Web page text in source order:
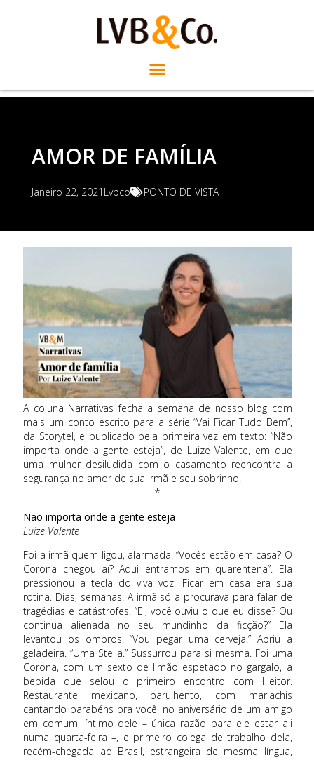
AMOR DE FAMÍLIA
Janeiro 22, 2021 Lvbco PONTO DE VISTA
A coluna Narrativas fecha a semana de nosso blog com
mais um conto escrito para a série “Vai Ficar Tudo Bem”,
da Storytel, e publicado pela primeira vez em texto: “Não
importa onde a gente esteja”, de Luize Valente, em que
uma mulher desiludida com o casamento reencontra a
segurança no amor de sua irmã e seu sobrinho.
*
Não importa onde a gente esteja
Luize Valente
Foi a irmã quem ligou, alarmada. “Vocês estão em casa? O Corona chegou aí? Aqui entramos em quarentena”. Ela pressionou a tecla do viva voz. Ficar em casa era sua rotina. Dias, semanas. A irmã só a procurava para falar de tragédias e catástrofes. “Ei, você ouviu o que eu disse? Ou continua alienada no seu mundinho da ficção?” Ela levantou os ombros. “Vou pegar uma cerveja.” Abriu a geladeira. “Uma Stella.” Sussurrou para si mesma. Foi uma Corona, com um sexto de limão espetado no gargalo, a bebida que selou o primeiro encontro com Heitor. Restaurante mexicano, barulhento, com mariachis cantando parabéns pra você, no aniversário de um amigo em comum, íntimo dele – única razão para ele estar ali numa quarta-feira –, e primeiro colega de trabalho dela, recém-chegada ao Brasil, estrangeira de mesma língua, ainda solitária na cidade – única razão para ela estar ali numa quarta-feira. Já se iam oito anos. A irmã seguiu com a ladainha de números e precauções de onde ela pescava uma e outra informação e soltava um “nossa”, vez por outra, para fingir alguma atenção. Corona. Lavar as mãos. Cuidado com a asma. Grupo de risco. Álcool gel. Itália. Cancela tudo. Febre. Prende a respiração por dez segundos. Tio Virgílio. Não põe o pé na rua. Só lhe vinha a imagem de Heitor. Filho de Príamo, o rei de Tróia. Comandante das tropas na guerra contra os gregos. Mais rei que o próprio pai. Heitor, o que guarda, o mais valente dos troianos. Heitor, o que a protegeria para sempre. Ela gostava de dizer que não havia nome que mais se encaixasse numa pessoa do que o dele. No último ano, porém, ela ansiara pela chegada de Aquiles. Ansiara por ver o corpo de Heitor exposto e arrastado, por dias, atado ao carro puxado pelo herói grego. Meses de total dessintonia, horários trocados, programas distintos, opiniões opostas – até a marca do detergente causava estresse nas compras online que ainda faziam juntos. Mantinham o mesmo quarto. Num arranjo tácito, dormiam em turnos diferentes. Desde que ela deixara o dia a dia da redação, passando a ser dona do próprio nariz e agenda, preferia varar as noites e adormecia ao amanhecer. Já Heitor levantava às cinco e meia, religiosamente, para correr antes do trabalho – afinal, havia sempre uma maratona, e se ela um dia, um dia apenas, se dignasse a experimentar, entenderia. Ela reclamava com as amigas, não suportava mais aquilo, a vida tinha que ser mais. Heitor se transformara num chato, um chato que só falava de corridas, que sempre sabia onde comer o melhor isso, o melhor aquilo, que desmerecia todos ao redor com sua falsa modéstia – como ela via isso tão claro, agora! – que dormia no primeiro minuto de qualquer filme, mesmo no cinema, que não dava a mínima para séries. “Foi para isso que você largou o jornalismo?” Mesmo assim, ela ia levando, afinal, ninguém aguentaria Heitor, seria canonizada, ele tinha muita sorte em tê-la. Ele falava cada dia menos, ela cada dia mais. “Nós não conversamos, Heitor, você não tem nada para dizer?” Ela ia para varanda e acendia um cigarro de um maço esquecido por algum amigo. Ele dava uma olhada de “me poupe”, cerrava a porta de vidro e mudava de cômodo. Ela esmagava a ponta recém acesa na mureta. No banheiro, mirava-se no espelho, o botox vencido não segurava o friso entre os olhos, ressaltando uma aparência mal humorada. Logo ela, tão risonha. Venerava a leveza de uma testa. Estava dura para mais uma agulhada. Nem pensar em pedir algo a ele, quanto mais dinheiro. Heitor – e depois de oito anos ela tinha que admitir – nunca fora mão aberta. Mas agora tornara-se um mão fechada regulador de migalhas. Justo com ela, que sempre fora generosa, independente e companheira quando ele decidiu abrir o próprio escritório. Eles moravam no apartamento que ela comprara com a herança dos pais e dividiam as despesas. Ela não precisava de Heitor, era melhor estar só. Era bonita, divertida, tinha um humor ácido e charmoso. Havia engolido tantos sapos por ele, aguentado as gêmeas que pulavam na Corbusier malhada – única peça à qual tinha apego na vida, porque era Corbusier das antigas, herdada do pai. Uma cadeira que cruzara o Atlântico com ela. As gêmeas pulavam só para irritá-la. Ele consentia. “São crianças. Desapega!”. Se ela quisesse filhos teria os dela. Apesar de tudo, de tudo, de tudo que ela aguentou, foi ele quem, num fim de tarde duas semanas antes, viera com o papo da separação. Papo não, comunicado. De repente as lágrimas escorreram. Ela ficou sem chão. “Não se acaba assim um casamento de oito anos”, ela gritou em meio aos soluços. “Sem uma conversa, sem uma explicação.” “Conversa? Explicação? Tem um ano que não dormimos juntos, que mal transamos e transamos mal, tudo é pretexto para discordarmos, não há um dia que a palavra separação não saia da sua boca!” “Quem é a piranha?”, ela escorregou entre os dentes cerrados, com raiva de si mesma pois jamais se imaginou em cena tão patética. É claro que havia alguém. Ele nem relutou, nem tentou poupá-la. “Mariângela.” “Mariângela?” Depois de alguns parcos segundos ela repetiu. “Mariângela? O ser humano mais, mais, mais inóspito do planeta?” Foi a única palavra que lhe veio à mente. “Não se usa inóspito para definir uma pessoa. Você está sendo rude e, além do mais, Mariângela te admira muito, adorou sua novela.” “Primeiro, a novela não é minha, sou uma reles colaboradora. Segundo, a palavra inóspito cabe sim! Mariângela é um ser humano totalmente inabitável! É um vazio áspero e nada acolhedor.” Ela caiu em prantos e abraçou os joelhos enfiando o rosto entre as pernas. Levantou levemente a cabeça esperando alguma reação dele, um gesto de carinho, acolhimento. Nada. Era como se a intimidade tivesse fugido apressadamente pela porta da varanda escancarada. “Você está apaixonado? Há quanto tempo?” Silêncio. “Vocês vão morar juntos?” Silêncio. A cumplicidade também havia corrido atrás da intimidade. “Você poderia ter escolhido alguém mais interessante!” Ela fez uma pausa e mirou o vira-latas que a fitava, esparramado sobre o tapete felpudo da sala. “Você vai levar o Einstein?” Ele levantou apenas uma sobrancelha. Silêncio. “Eu não sei quem é você, sinceramente, suma da minha frente.” Foi a última vez que se viram. Ela ficou três dias na casa de uma amiga. Tempo suficiente para ele empacotar roupas, livros e tudo que coubesse na mala e banco traseiro do SUV, como ele se referia ao próprio carro. Aliás, se havia algo realmente admirável em Heitor, era o desprendimento. Heitor acreditava que o homem na contemporaneidade tinha que aprender a viver apenas com o que coubesse em seu próprio meio de locomoção. A frase era dele. A pequena família de sangue era composta pela irmã – do outro lado da linha e do oceano – e um sobrinho. Os pais e avós já haviam morrido. Tinha tios e primos. Poucos e distantes, espalhados pelo mundo. Eram família política, como diziam os espanhóis. A irmã, de certa forma, também se tornara família política, apenas sangue, parentesco e sobrenome. Houve um tempo, muito distante, perdido na infância, em que haviam sido bem próximas. Desconversou quando a irmã perguntou sobre Heitor. Vivia do lado de lá do Atlântico, de que adiantaria falar da separação? Da falta que já sentia dos pelos do Einstein no sofá? Do ronco no primeiro minuto de um filme? Heitor, que sua irmã mal conhecia, partiu levando muito mais do que a tralha empilhada no SUV. Até duas semanas atrás, ela não tinha sensação de exílio. Sempre fora uma viajante desprendida. Deu um gole longo na cerveja. A irmã continuava destrinchando o rosário de calamidades. A irmã era chegada a um drama. Ela a despachou com uma desculpa esfarrapada. Ligou então a televisão ao mesmo tempo em que espiava sites e redes sociais. As notícias eram mesmo calamitosas. Onde ela estivera nos últimos dias que não vira nada daquilo? As mensagens entupiam o celular. Amigos de todos os cantos, preocupados, solidários. Enxurrada de alertas. O peito apertou. Como estaria Heitor? Nem sinal de vida? O pai diabético! Será que ele estava bem? O país desabando, o mundo desabando. A mensagem dele piscou. “Oi, você tá vendo o caos né? Estou ferrado, agitando home office, mil coisas. E o apê aqui não tem varanda nem área. Será que o Einstein pode ficar aí? Peço para levarem depois do banho, ok? Bj.” O mundo dela desabando. “Me comove sua preocupação comigo, estou cuidando da asma. Sim, joguei fora aquele maço!” Digitou com raiva, com mágoa. Ia apertar a seta de envio, quando piscou nova chamada da irmã, agora de vídeo. Relutou, estava com a cara péssima, mas decidiu atender. Uma carinha sorridente encheu a tela do celular. Era o sobrinho. A primeira reação foi de estranheza, e um certo incômodo. Tinham pouco contato. Ela mandava presentes no Natal e no aniversário. A irmã sempre dava um jeito de avisar o dia pois ela mesma não guardava a data. Não tinha jeito com crianças nem assunto com elas. Será que ele gostava de música? Preferia livros às armas de brinquedo? Era mais dos jogos virtuais ou das quadras esportivas? No visor, uma boca se abriu num sorriso sem os dentes da frente, mas não emitiu palavra. Ficaram se encarando. A voz da irmã soou em off. “Ele que insistiu. Não tenho nada a ver com isso. Queria falar com você. Agora está tímido!” O garoto aos poucos foi soltando a voz depois de limpar a garganta como se começasse um discurso. O que provocou um risinho involuntário dela. “Mamãe disse que nós temos que ficar em casa porque assim vamos combater o vírus. Não precisamos ter medo, mas temos que cuidar uns dos outros. Ela contou que quando vocês eram pequenas, ela tinha medo de muitas coisas. Aí você dizia para ela fechar os olhos, com bastante força, que você viajaria para dentro do coração e a protegeria. Não importava se estivessem perto ou longe. Agora eu fecho os olhos e mamãe viaja para o meu coração. Estamos fazendo uma corrente. Eu estou ligando para dizer que quando você estiver assustada, é só fechar os olhos e pensar em mim. E pode ligar quando quiser. Assim você protege a mamãe